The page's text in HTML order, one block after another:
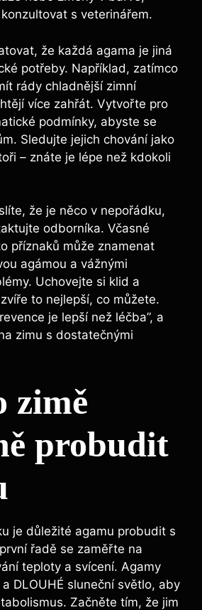
s veterinářem.
že každá agama je jiná
potřeby. Například, zatímco
rády chladnější zimní
více zahřát. Vytvořte pro
podmínky, abyste se
Sledujte jejich chování jako
– znáte je lépe než kdokoli
že je něco v nepořádku,
odborníka. Včasné
příznaků může znamenat
agámou a vážnými
Uchovejte si klid a
to nejlepší, co můžete.
je lepší než léčba”, a
zimu s dostatečnými
zimě
probudit
je důležité agamu probudit s
řadě se zaměřte na
teploty a svícení. Agamy
DLOUHÉ sluneční světlo, aby
Začněte tím, že jim